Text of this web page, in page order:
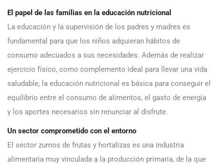
El papel de las familias en la educación nutricional
La educación y la supervisión de los padres y madres es
fundamental para que los niños adquieran hábitos de
consumo adecuados a sus necesidades. Además de realizar
ejercicio físico, como complemento ideal para llevar una vida
saludable, la educación nutricional es básica para conseguir el
equilibrio entre el consumo de alimentos, el gasto de energía
y los aportes necesarios sin renunciar al disfrute.
Un sector comprometido con el entorno
El sector zumos de frutas y hortalizas es una industria
alimentaria muy vinculada a la producción primaria, de la que